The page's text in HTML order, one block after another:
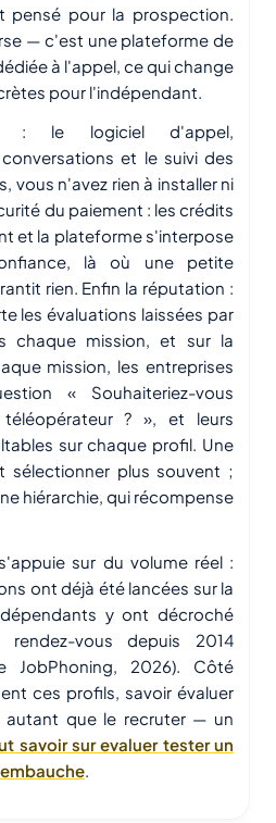
pensé pour la prospection.
— c'est une plateforme de
à l'appel, ce qui change
pour l'indépendant.
: le logiciel d'appel,
et le suivi des
vous n'avez rien à installer ni
du paiement : les crédits
et la plateforme s'interpose
là où une petite
rien. Enfin la réputation :
les évaluations laissées par
chaque mission, et sur la
mission, les entreprises
« Souhaiteriez-vous
? », et leurs
sur chaque profil. Une
sélectionner plus souvent ;
hiérarchie, qui récompense
sur du volume réel :
ont déjà été lancées sur la
y ont décroché
vous depuis 2014
JobPhoning, 2026). Côté
ces profils, savoir évaluer
que le recruter — un
savoir sur evaluer tester un
.